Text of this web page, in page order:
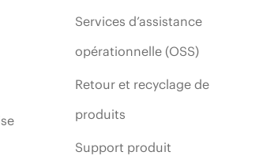
Services d’assistance
opérationnelle (OSS)
Retour et recyclage de
produits
Support produit